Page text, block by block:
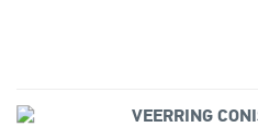
VEERRING